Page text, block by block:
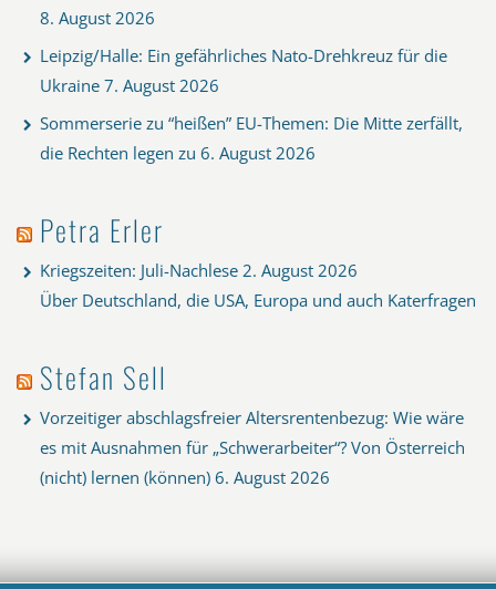
8. August 2026
Leipzig/Halle: Ein gefährliches Nato-Drehkreuz für die
Ukraine 7. August 2026
Sommerserie zu “heißen” EU-Themen: Die Mitte zerfällt,
die Rechten legen zu 6. August 2026
Petra Erler
Kriegszeiten: Juli-Nachlese 2. August 2026
Über Deutschland, die USA, Europa und auch Katerfragen
Stefan Sell
Vorzeitiger abschlagsfreier Altersrentenbezug: Wie wäre
es mit Ausnahmen für „Schwerarbeiter“? Von Österreich
(nicht) lernen (können) 6. August 2026